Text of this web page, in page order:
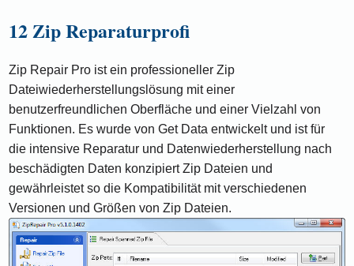
12 Zip Reparaturprofi
Zip Repair Pro ist ein professioneller Zip
Dateiwiederherstellungslösung mit einer
benutzerfreundlichen Oberfläche und einer Vielzahl von
Funktionen. Es wurde von Get Data entwickelt und ist für
die intensive Reparatur und Datenwiederherstellung nach
beschädigten Daten konzipiert Zip Dateien und
gewährleistet so die Kompatibilität mit verschiedenen
Versionen und Größen von Zip Dateien.